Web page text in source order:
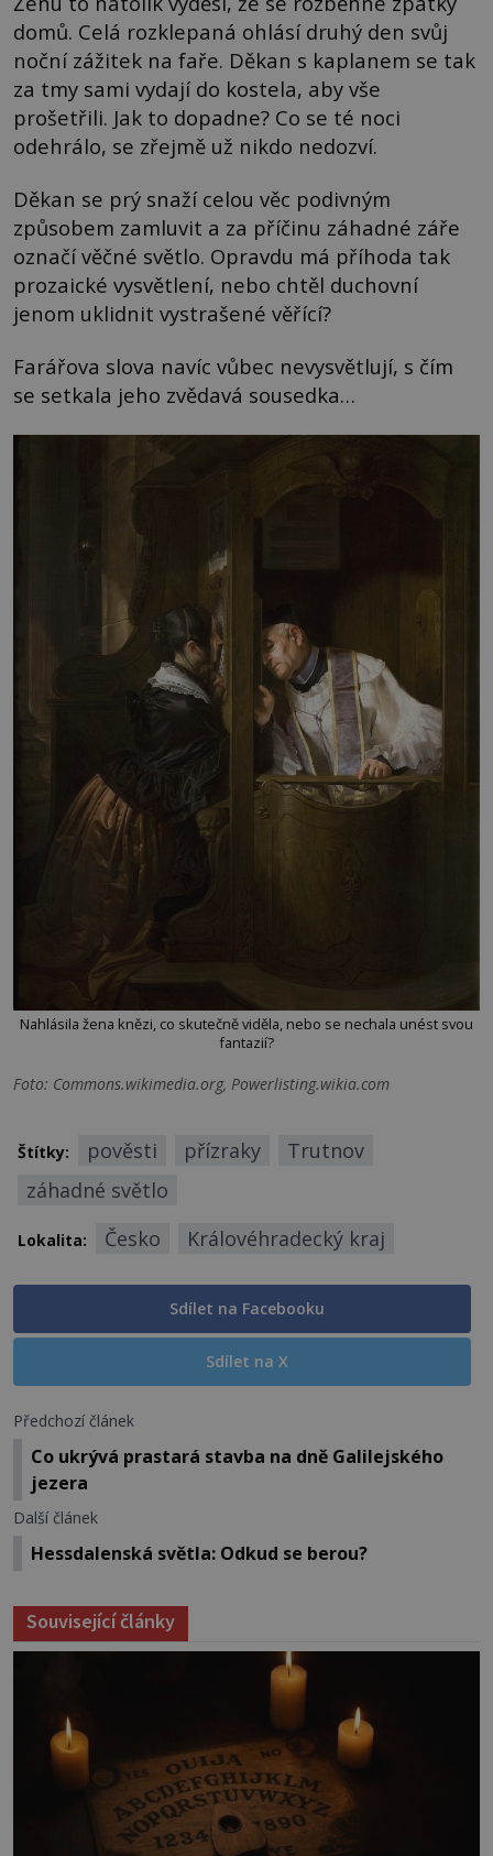
domů. Celá rozklepaná ohlásí druhý den svůj
noční zážitek na faře. Děkan s kaplanem se tak
za tmy sami vydají do kostela, aby vše
prošetřili. Jak to dopadne? Co se té noci
odehrálo, se zřejmě už nikdo nedozví.
Děkan se prý snaží celou věc podivným
způsobem zamluvit a za příčinu záhadné záře
označí věčné světlo. Opravdu má příhoda tak
prozaické vysvětlení, nebo chtěl duchovní
jenom uklidnit vystrašené věřící?
Farářova slova navíc vůbec nevysvětlují, s čím
se setkala jeho zvědavá sousedka…
Nahlásila žena knězi, co skutečně viděla, nebo se nechala unést svou
fantazií?
Foto: Commons.wikimedia.org, Powerlisting.wikia.com
Štítky: pověsti přízraky
Trutnov
záhadné světlo
Lokalita: Česko Královéhradecký kraj
Sdílet na Facebooku
Sdílet na X
Předchozí článek
Co ukrývá prastará stavba na dně Galilejského
jezera
Další článek
Hessdalenská světla: Odkud se berou?
Související články